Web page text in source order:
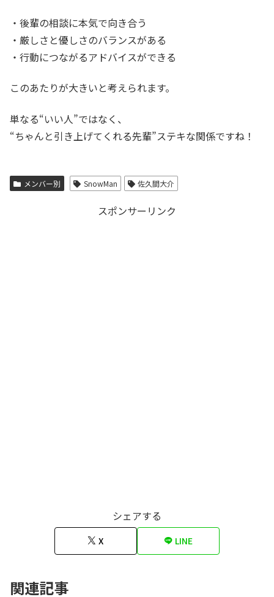
・後輩の相談に本気で向き合う
・厳しさと優しさのバランスがある
・行動につながるアドバイスができる
このあたりが大きいと考えられます。
単なる“いい人”ではなく、
“ちゃんと引き上げてくれる先輩”ステキな関係ですね！
メンバー別 SnowMan 佐久間大介
スポンサーリンク
シェアする
X LINE
関連記事